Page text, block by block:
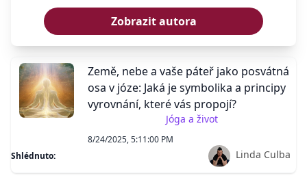
Zobrazit autora
Země, nebe a vaše páteř jako posvátná
osa v józe: Jaká je symbolika a principy
vyrovnání, které vás propojí?
Jóga a život
8/24/2025, 5:11:00 PM
Shlédnuto:
Linda Culba